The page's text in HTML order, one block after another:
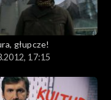
głupcze!
17:15